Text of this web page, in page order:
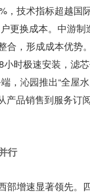
，技术指标超越国
更换成本。中游制
合，形成成本优势
时极速安装，滤
，沁园推出“全屋
产品销售到服务订
行
部增速显著领先。